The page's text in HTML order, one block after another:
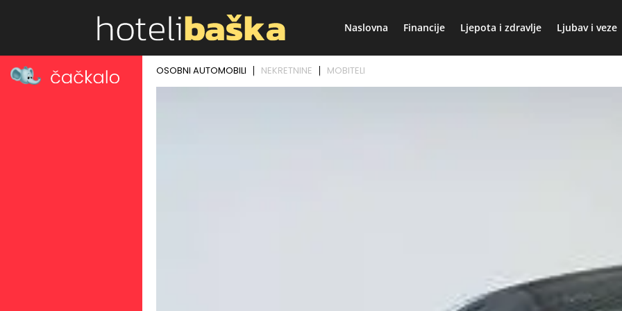
Naslovna Financije Ljepota i zdravlje Ljubav i veze